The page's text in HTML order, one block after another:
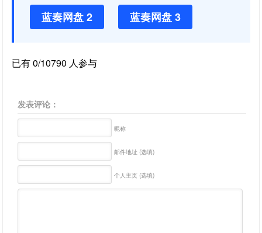
蓝奏网盘 2 蓝奏网盘 3
已有 0/10790 人参与
发表评论：
昵称
邮件地址 (选填)
个人主页 (选填)